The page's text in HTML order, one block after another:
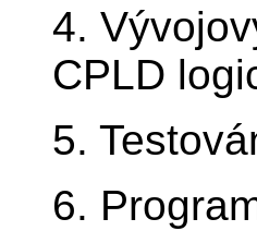
4.
CPLD
5.
6.